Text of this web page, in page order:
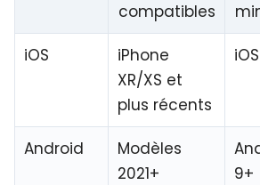
compatibles
iOS
iPhone
XR/XS et
plus récents
Android
Modèles
2021+
9+